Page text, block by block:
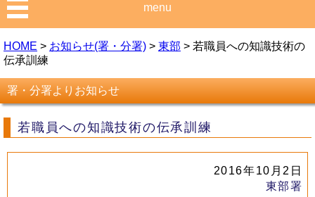
menu
HOME > お知らせ(署・分署) > 東部 > 若職員への知識技術の
伝承訓練
署・分署よりお知らせ
若職員への知識技術の伝承訓練
2016年10月2日
東部署